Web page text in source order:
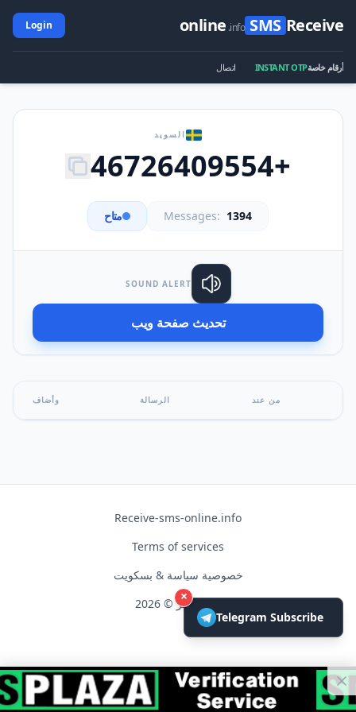
Receive
SMS
online .info
Login
أرقام خاصةINSTANT OTP اتصال
السويد
+46726409554
Messages: 1394 متاح
SOUND ALERT
تحديث صفحة ويب
من عند الرسالة وأضاف
Receive-sms-online.info
Terms of services
خصوصية سياسة & بسكويت
حق النشر © 2026
×
Telegram Subscribe